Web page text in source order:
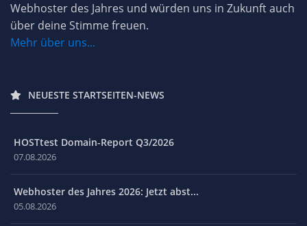
Webhoster des Jahres und würden uns in Zukunft auch
über deine Stimme freuen.
Mehr über uns...
NEUESTE STARTSEITEN-NEWS
HOSTtest Domain-Report Q3/2026
07.08.2026
Webhoster des Jahres 2026: Jetzt abst...
05.08.2026